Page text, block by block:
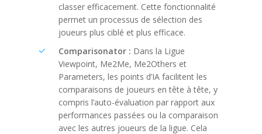
classer efficacement. Cette fonctionnalité
permet un processus de sélection des
joueurs plus ciblé et plus efficace.
Comparisonator : Dans la Ligue
Viewpoint, Me2Me, Me2Others et
Parameters, les points d’IA facilitent les
comparaisons de joueurs en tête à tête, y
compris l’auto-évaluation par rapport aux
performances passées ou la comparaison
avec les autres joueurs de la ligue. Cela